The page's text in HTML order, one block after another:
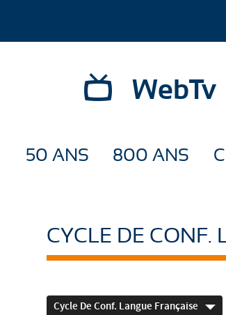
WebTv
50 ANS 800 ANS
CYCLE DE CONF.
Cycle De Conf. Langue Française